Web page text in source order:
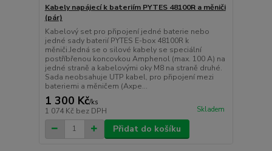
Kabely napájecí k bateriím PYTES 48100R a měniči
(pár)
Kabelový set pro připojení jedné baterie nebo
jedné sady baterií PYTES E-box 48100R k
měniči.Jedná se o silové kabely se speciální
postříbřenou koncovkou Amphenol (max. 100 A) na
jedné straně a kabelovými oky M8 na straně druhé.
Sada neobsahuje UTP kabel, pro připojení mezi
bateriemi a měničem (Axpe...
1 300 Kč/ks
1 074 Kč bez DPH Skladem
Přidat do košíku